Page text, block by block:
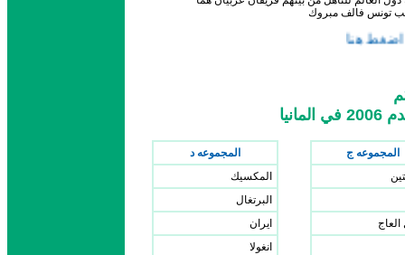
تونس فالف مبروك
هنا
المجموعه د
المكسيك
البرتغال
ايران
انغولا
المجموعه ج